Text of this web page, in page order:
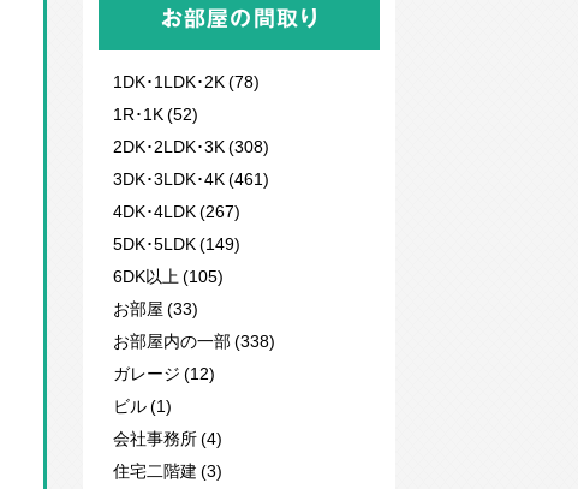
お部屋の間取り
1DK･1LDK･2K (78)
1R･1K (52)
2DK･2LDK･3K (308)
3DK･3LDK･4K (461)
4DK･4LDK (267)
5DK･5LDK (149)
6DK以上 (105)
お部屋 (33)
お部屋内の一部 (338)
ガレージ (12)
ビル (1)
会社事務所 (4)
住宅二階建 (3)